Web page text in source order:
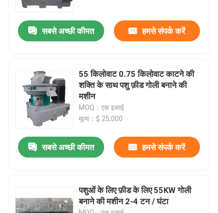
हमारे बारे में
गुणवत्ता नियंत्रण
हमसे संपर्क करें
समाचार
बायोमास वुड पेलेट मशीन
सबसे अच्छी कीमत हमसे संपर्क करें
55 किलोवाट 0.75 किलोवाट काटने की
शक्ति के साथ पशु फ़ीड गोली बनाने की
मशीन
MOQ：एक इकाई
मूल्य：$ 25,000
सबसे अच्छी कीमत हमसे संपर्क करें
पशुओं के लिए फ़ीड के लिए 55KW गोली
बनाने की मशीन 2-4 टन / घंटा